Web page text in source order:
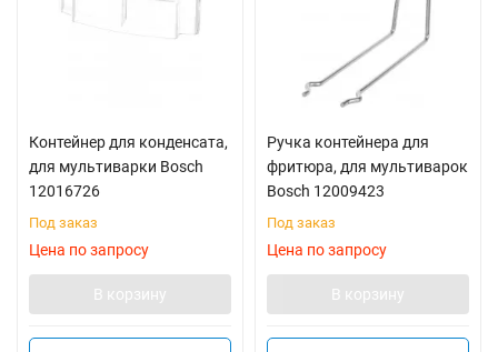
Контейнер для конденсата,
для мультиварки Bosch
12016726
Под заказ
Цена по запросу
В корзину
Ручка контейнера для
фритюра, для мультиварок
Bosch 12009423
Под заказ
Цена по запросу
В корзину